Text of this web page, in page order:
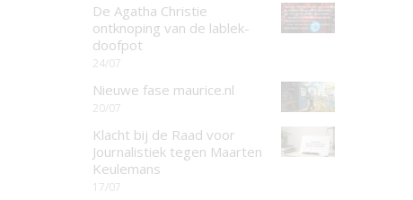
De Agatha Christie
ontknoping van de lablek-
doofpot
24/07
Nieuwe fase maurice.nl
20/07
Klacht bij de Raad voor
Journalistiek tegen Maarten
Keulemans
17/07